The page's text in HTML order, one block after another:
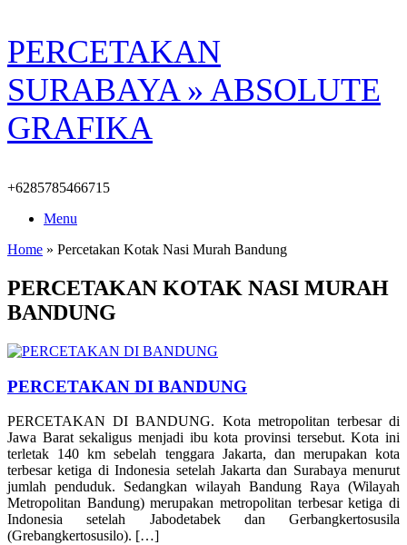
Skip
to
content
PERCETAKAN
SURABAYA » ABSOLUTE
GRAFIKA
+6285785466715
Menu
Home » Percetakan Kotak Nasi Murah Bandung
PERCETAKAN KOTAK NASI MURAH
BANDUNG
PERCETAKAN DI BANDUNG
PERCETAKAN DI BANDUNG. Kota metropolitan terbesar di
Jawa Barat sekaligus menjadi ibu kota provinsi tersebut. Kota ini
terletak 140 km sebelah tenggara Jakarta, dan merupakan kota
terbesar ketiga di Indonesia setelah Jakarta dan Surabaya menurut
jumlah penduduk. Sedangkan wilayah Bandung Raya (Wilayah
Metropolitan Bandung) merupakan metropolitan terbesar ketiga di
Indonesia setelah Jabodetabek dan Gerbangkertosusila
(Grebangkertosusilo). […]